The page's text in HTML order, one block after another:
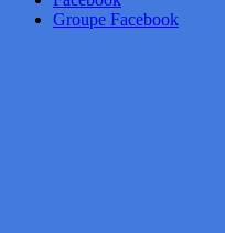
Groupe Facebook